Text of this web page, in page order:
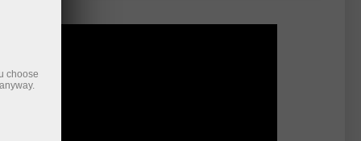
choose